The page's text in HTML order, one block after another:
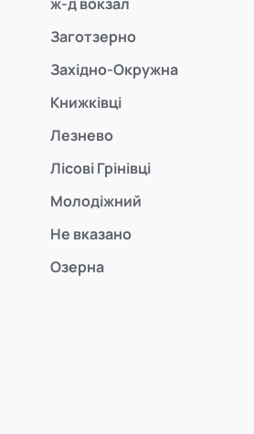
Заготзерно
Західно-Окружна
Книжківці
Лезнево
Лісові Грінівці
Молодіжний
Не вказано
Озерна